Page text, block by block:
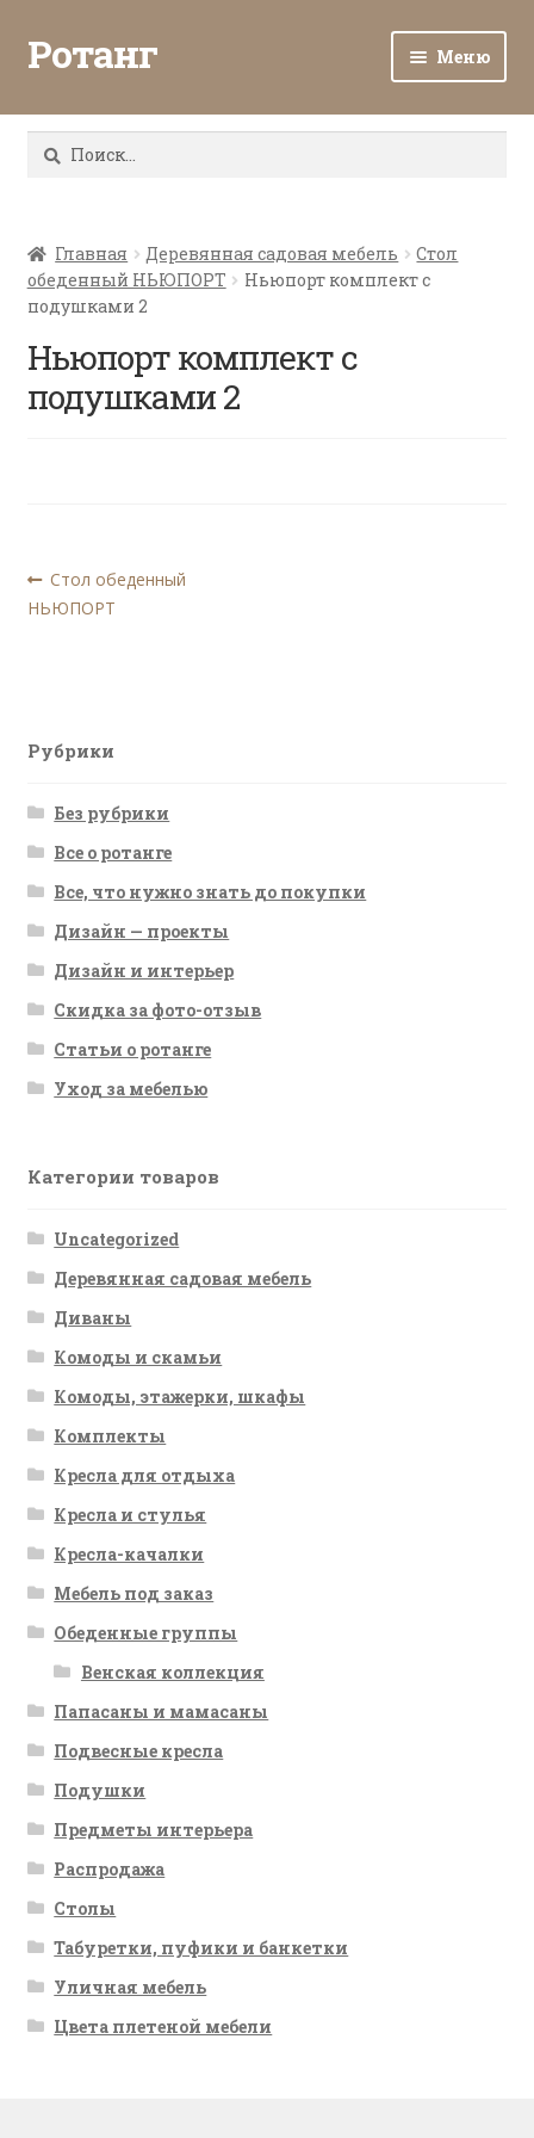
Ротанг Меню
Каталог
Все о ротанге
Ротанг оптом
Контакты
Найти:
Главная Деревянная садовая мебель
Стол
обеденный НЬЮПОРТ
Ньюпорт комплект с
подушками 2
Ньюпорт комплект с
подушками 2
Навигация
по
Предыдущая
запись:
Стол обеденный
НЬЮПОРТ
Рубрики
Без рубрики
Все о ротанге
Все, что нужно знать до покупки
Дизайн — проекты
Дизайн и интерьер
Скидка за фото-отзыв
Статьи о ротанге
Уход за мебелью
Категории товаров
Uncategorized
Деревянная садовая мебель
Диваны
Комоды и скамьи
Комоды, этажерки, шкафы
Комплекты
Кресла для отдыха
Кресла и стулья
Кресла-качалки
Мебель под заказ
Обеденные группы
Венская коллекция
Папасаны и мамасаны
Подвесные кресла
Подушки
Предметы интерьера
Распродажа
Столы
Табуретки, пуфики и банкетки
Уличная мебель
Цвета плетеной мебели